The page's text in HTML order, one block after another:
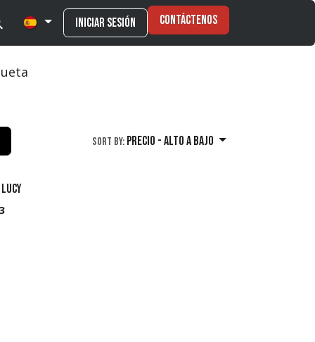
Iniciar sesión Contáctenos
Sort By: Precio - alto a bajo